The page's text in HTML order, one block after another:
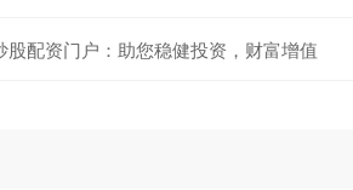
配资门户：助您稳健投资，财富增值